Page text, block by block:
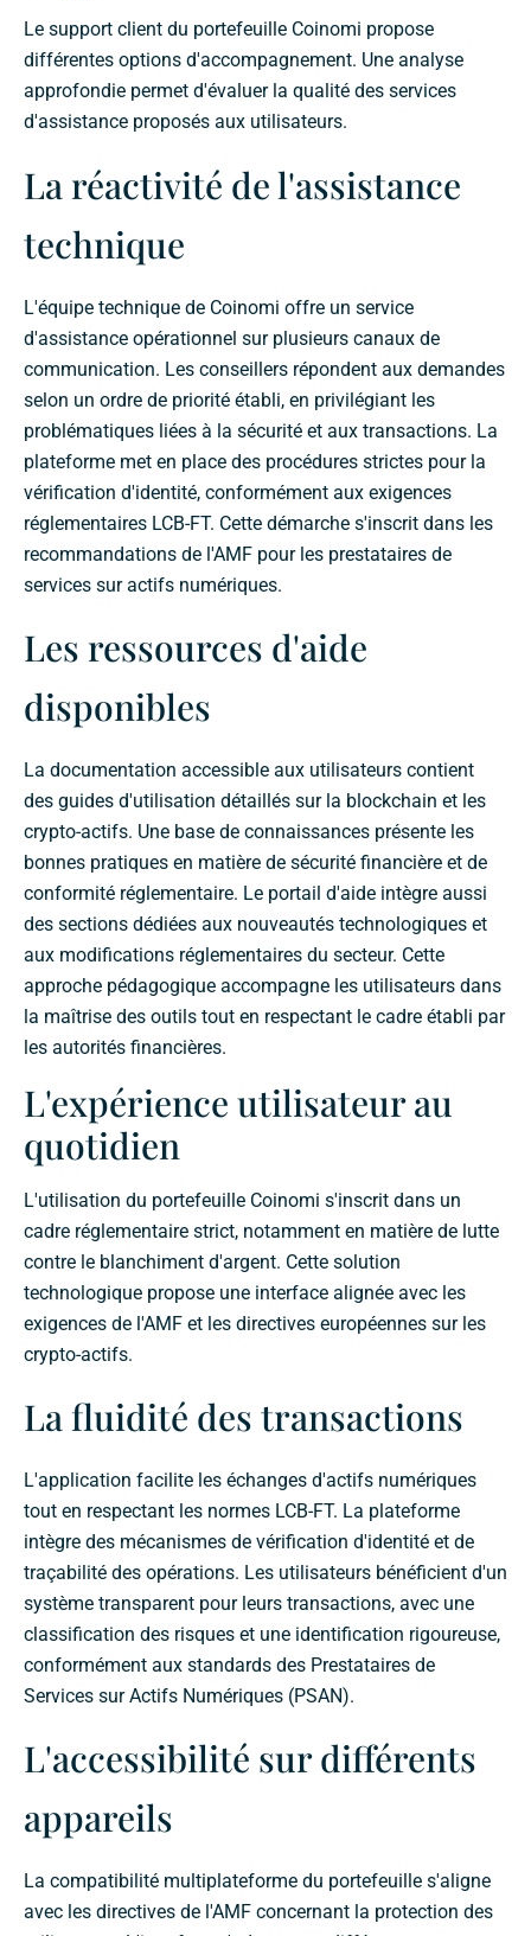
Le support client du portefeuille Coinomi propose
différentes options d'accompagnement. Une analyse
approfondie permet d'évaluer la qualité des services
d'assistance proposés aux utilisateurs.
La réactivité de l'assistance
technique
L'équipe technique de Coinomi offre un service
d'assistance opérationnel sur plusieurs canaux de
communication. Les conseillers répondent aux demandes
selon un ordre de priorité établi, en privilégiant les
problématiques liées à la sécurité et aux transactions. La
plateforme met en place des procédures strictes pour la
vérification d'identité, conformément aux exigences
réglementaires LCB-FT. Cette démarche s'inscrit dans les
recommandations de l'AMF pour les prestataires de
services sur actifs numériques.
Les ressources d'aide
disponibles
La documentation accessible aux utilisateurs contient
des guides d'utilisation détaillés sur la blockchain et les
crypto-actifs. Une base de connaissances présente les
bonnes pratiques en matière de sécurité financière et de
conformité réglementaire. Le portail d'aide intègre aussi
des sections dédiées aux nouveautés technologiques et
aux modifications réglementaires du secteur. Cette
approche pédagogique accompagne les utilisateurs dans
la maîtrise des outils tout en respectant le cadre établi par
les autorités financières.
L'expérience utilisateur au
quotidien
L'utilisation du portefeuille Coinomi s'inscrit dans un
cadre réglementaire strict, notamment en matière de lutte
contre le blanchiment d'argent. Cette solution
technologique propose une interface alignée avec les
exigences de l'AMF et les directives européennes sur les
crypto-actifs.
La fluidité des transactions
L'application facilite les échanges d'actifs numériques
tout en respectant les normes LCB-FT. La plateforme
intègre des mécanismes de vérification d'identité et de
traçabilité des opérations. Les utilisateurs bénéficient d'un
système transparent pour leurs transactions, avec une
classification des risques et une identification rigoureuse,
conformément aux standards des Prestataires de
Services sur Actifs Numériques (PSAN).
L'accessibilité sur différents
appareils
La compatibilité multiplateforme du portefeuille s'aligne
avec les directives de l'AMF concernant la protection des